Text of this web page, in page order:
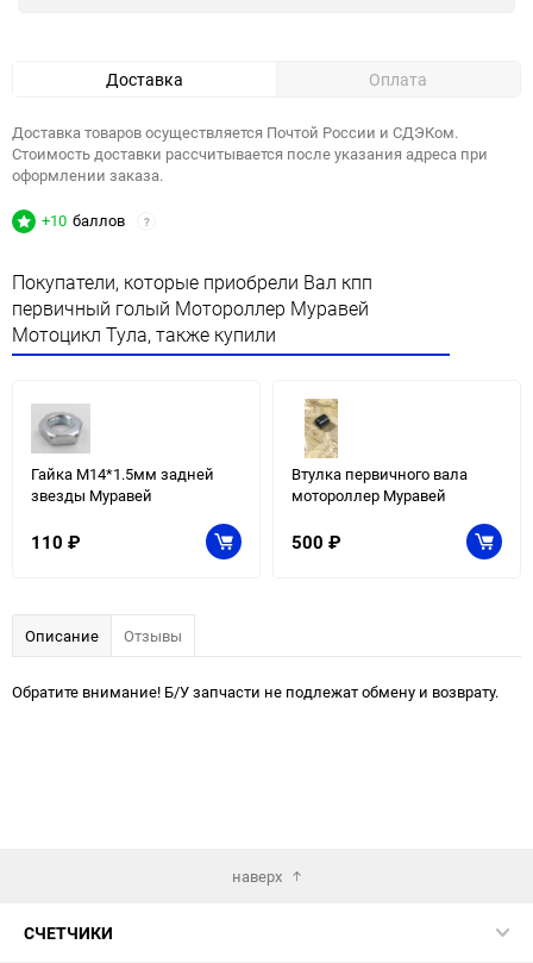
Доставка Оплата
Доставка товаров осуществляется Почтой России и СДЭКом.
Стоимость доставки рассчитывается после указания адреса при
оформлении заказа.
+10 баллов ?
Покупатели, которые приобрели Вал кпп
первичный голый Мотороллер Муравей
Мотоцикл Тула, также купили
Гайка М14*1.5мм задней
звезды Муравей
110 ₽
Втулка первичного вала
мотороллер Муравей
500 ₽
Описание Отзывы
Обратите внимание! Б/У запчасти не подлежат обмену и возврату.
наверх
СЧЕТЧИКИ